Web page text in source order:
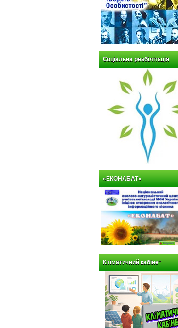
Соціальна реабілітація
«ЕКОНАБАТ»
Кліматичний кабінет